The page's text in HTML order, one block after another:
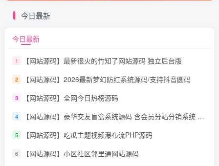
今日最新
今日最新
1 【网站源码】最新很火的竹知了网站源码 独立后台版
2 【网站源码】2026最新梦幻防红系统源码/支持抖音圆码
3 【网站源码】全网今日热榜源码
4 【网站源码】豪华交友盲盒系统源码 含会员分站分销系统 可易支付
5 【网站源码】吃瓜主题视频瀑布流PHP源码
6 【网站源码】小区社区邻里通网站源码